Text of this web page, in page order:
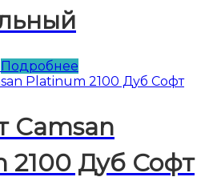
Подробнее
Camsan
2100 Дуб Софт